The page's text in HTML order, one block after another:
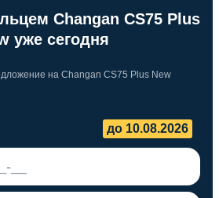
Changan CS75 Plus
уже сегодня
на Changan CS75 Plus New
до 10.08.2026